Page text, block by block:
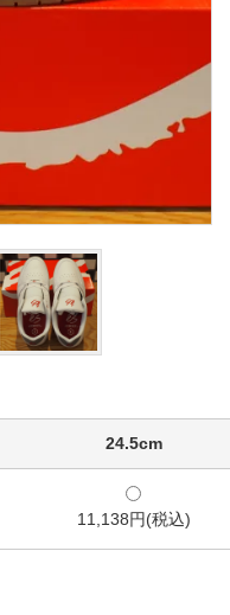
24.5cm
11,138円(税込)